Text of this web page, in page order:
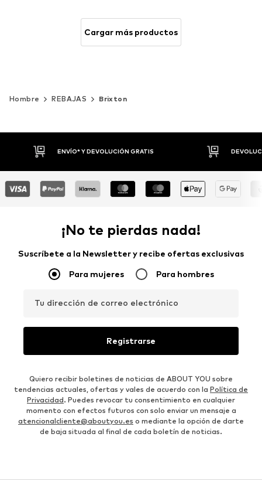
Cargar más productos
Hombre REBAJAS Brixton
DEVOLUCIONES HASTA 30 DÍAS
¡No te pierdas nada!
Suscríbete a la Newsletter y recibe ofertas exclusivas
Para mujeres Para hombres
Tu dirección de correo electrónico
Registrarse
Quiero recibir boletines de noticias de ABOUT YOU sobre
tendencias actuales, ofertas y vales de acuerdo con la Política de
Privacidad. Puedes revocar tu consentimiento en cualquier
momento con efectos futuros con solo enviar un mensaje a
atencionalcliente@aboutyou.es o mediante la opción de darte
de baja situada al final de cada boletín de noticias.